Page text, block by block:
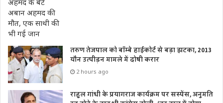
तरुण तेजपाल को बॉम्बे हाईकोर्ट से बड़ा झटका, 2013
यौन उत्पीड़न मामले में दोषी करार
2 hours ago
राहुल गांधी के प्रयागराज कार्यक्रम पर सस्पेंस, अनुमति